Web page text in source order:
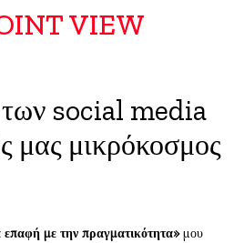
VIEW
των social media
μας μικρόκοσμος
επαφή με την πραγματικότητα»μου